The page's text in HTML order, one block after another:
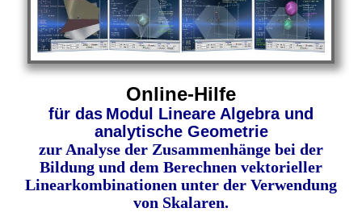
Online-Hilfe
für das Modul Lineare Algebra und
analytische Geometrie
zur Analyse der Zusammenhänge bei der
Bildung und dem Berechnen vektorieller
Linearkombinationen unter der Verwendung
von Skalaren.